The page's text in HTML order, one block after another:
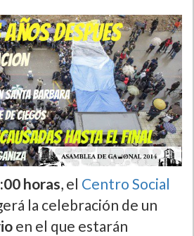
horas, el Centro Social
la celebración de un
en el que estarán